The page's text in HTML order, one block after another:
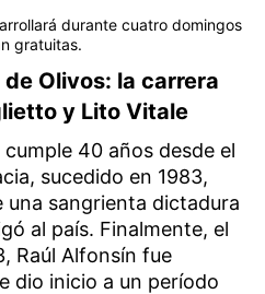
durante cuatro domingos
gratuitas.
Olivos: la carrera
y Lito Vitale
40 años desde el
sucedido en 1983,
una sangrienta dictadura
al país. Finalmente, el
Raúl Alfonsín fue
dio inicio a un período